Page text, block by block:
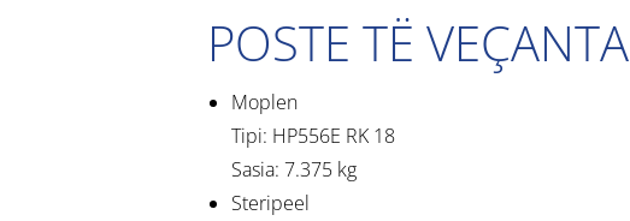
POSTE TË VEÇANTA
Moplen
Tipi: HP556E RK 18
Sasia: 7.375 kg
Steripeel